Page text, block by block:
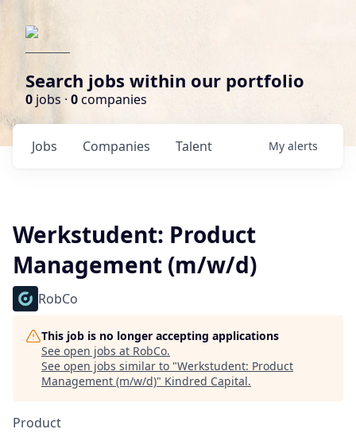
Search jobs within our portfolio
0 jobs · 0companies
Jobs Companies Talent My alerts
Werkstudent: Product
Management (m/w/d)
RobCo
This job is no longer accepting applications
See open jobs at RobCo.
See open jobs similar to "Werkstudent: Product
Management (m/w/d)" Kindred Capital.
Product